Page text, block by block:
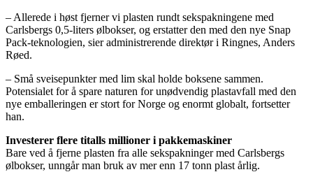
– Allerede i høst fjerner vi plasten rundt sekspakningene med
Carlsbergs 0,5-liters ølbokser, og erstatter den med den nye Snap
Pack-teknologien, sier administrerende direktør i Ringnes, Anders
Røed.
– Små sveisepunkter med lim skal holde boksene sammen.
Potensialet for å spare naturen for unødvendig plastavfall med den
nye emballeringen er stort for Norge og enormt globalt, fortsetter
han.
Investerer flere titalls millioner i pakkemaskiner
Bare ved å fjerne plasten fra alle sekspakninger med Carlsbergs
ølbokser, unngår man bruk av mer enn 17 tonn plast årlig.